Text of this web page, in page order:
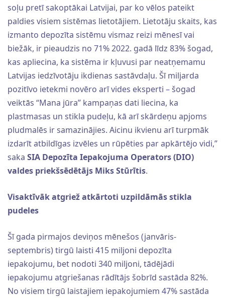
soļu pretī sakoptākai Latvijai, par ko vēlos pateikt
paldies visiem sistēmas lietotājiem. Lietotāju skaits, kas
izmanto depozīta sistēmu vismaz reizi mēnesī vai
biežāk, ir pieaudzis no 71% 2022. gadā līdz 83% šogad,
kas apliecina, ka sistēma ir kļuvusi par neatņemamu
Latvijas iedzīvotāju ikdienas sastāvdaļu. Šī miljarda
pozitīvo ietekmi novēro arī vides eksperti – šogad
veiktās “Mana jūra” kampaņas dati liecina, ka
plastmasas un stikla pudeļu, kā arī skārdeņu apjoms
pludmalēs ir samazinājies. Aicinu ikvienu arī turpmāk
izdarīt atbildīgas izvēles un rūpēties par apkārtējo vidi,”
saka SIA Depozīta Iepakojuma Operators (DIO)
valdes priekšsēdētājs Miks Stūrītis.
Visaktīvāk atgriež atkārtoti uzpildāmās stikla
pudeles
Šī gada pirmajos deviņos mēnešos (janvāris-
septembris) tirgū laisti 415 miljoni depozīta
iepakojumu, bet nodoti 340 miljoni, tādējādi
iepakojumu atgriešanas rādītājs šobrīd sastāda 82%.
No visiem tirgū laistajiem iepakojumiem 47% sastāda